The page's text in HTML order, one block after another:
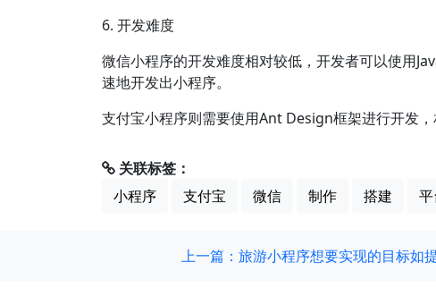
6. 开发难度
微信小程序的开发难度相对较低，开发者可以使用
速地开发出小程序。
支付宝小程序则需要使用Ant Design框架进行开发
关联标签：
小程序
支付宝 微信 制作 搭建 平
上一篇：旅游小程序想要实现的目标如